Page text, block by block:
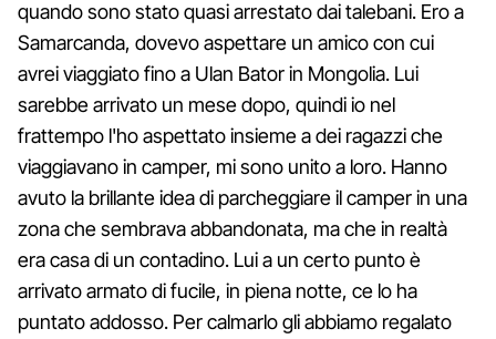
quando sono stato quasi arrestato dai talebani. Ero a
Samarcanda, dovevo aspettare un amico con cui
avrei viaggiato fino a Ulan Bator in Mongolia. Lui
sarebbe arrivato un mese dopo, quindi io nel
frattempo l'ho aspettato insieme a dei ragazzi che
viaggiavano in camper, mi sono unito a loro. Hanno
avuto la brillante idea di parcheggiare il camper in una
zona che sembrava abbandonata, ma che in realtà
era casa di un contadino. Lui a un certo punto è
arrivato armato di fucile, in piena notte, ce lo ha
puntato addosso. Per calmarlo gli abbiamo regalato